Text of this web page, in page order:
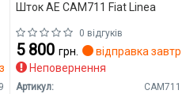
2 дн.
Шток AE CAM711 Fiat Linea
0 відгуків
5 800 грн.
відправка
Неповернення
Артикул:
CAM711